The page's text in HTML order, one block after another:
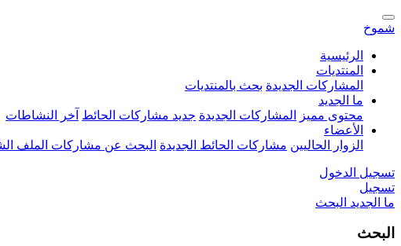
شموخ
الرئيسية
المنتديات
المشاركات الجديدة بحث بالمنتديات
ما الجديد
محتوى مميز
المشاركات الجديدة جديد مشاركات الحائط آخر النشاطات
الأعضاء
الزوار الحاليين مشاركات الحائط الجديدة البحث عن مشاركات الملف
تسجيل الدخول
تسجيل
ما الجديد البحث
البحث